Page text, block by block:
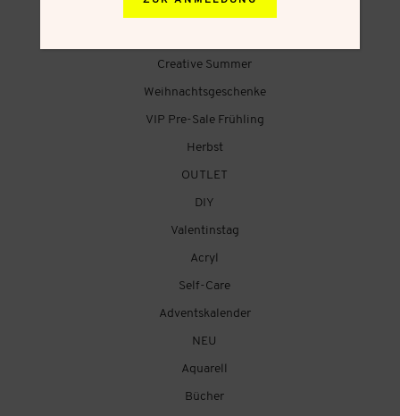
Creative Summer
Weihnachtsgeschenke
VIP Pre-Sale Frühling
Herbst
OUTLET
DIY
Valentinstag
Acryl
Self-Care
Adventskalender
NEU
Aquarell
Bücher